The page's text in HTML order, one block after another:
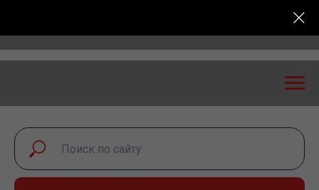
диалог – 2026» пройдет в Самаре 24-25